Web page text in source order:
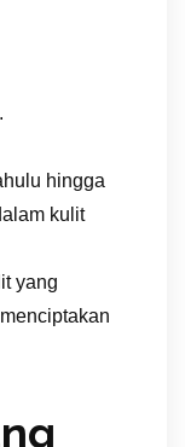
hingga
kulit
yang